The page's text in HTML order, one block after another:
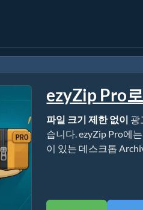
ezyZip Pro
파일 크기 제한 없이 광
습니다. ezyZip Pro에
이 있는 데스크톱